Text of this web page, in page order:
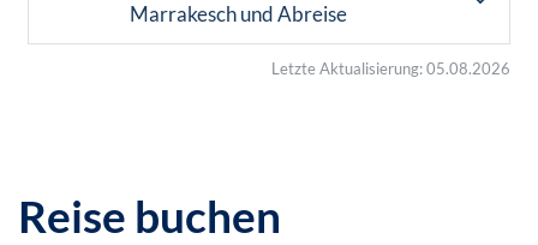
Marrakesch und Abreise
Letzte Aktualisierung: 05.08.2026
Reise buchen